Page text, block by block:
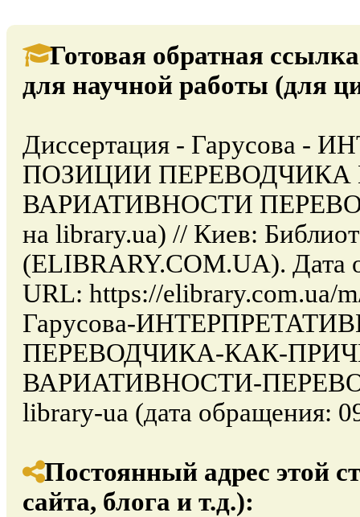
Готовая обратная
для научной работы (для
Диссертация - Гарусова -
ПОЗИЦИИ
ВАРИАТИВНОСТИ
на library.ua) // Киев:
(ELIBRARY.COM.UA). Дата
URL: https://elibrary.com.ua/
Гарусова-
ПЕРЕВОДЧИКА-КАК-
ВАРИАТИВНОСТИ-
library-ua (дата обращения:
Постоянный адрес этой
сайта, блога и т.д.):